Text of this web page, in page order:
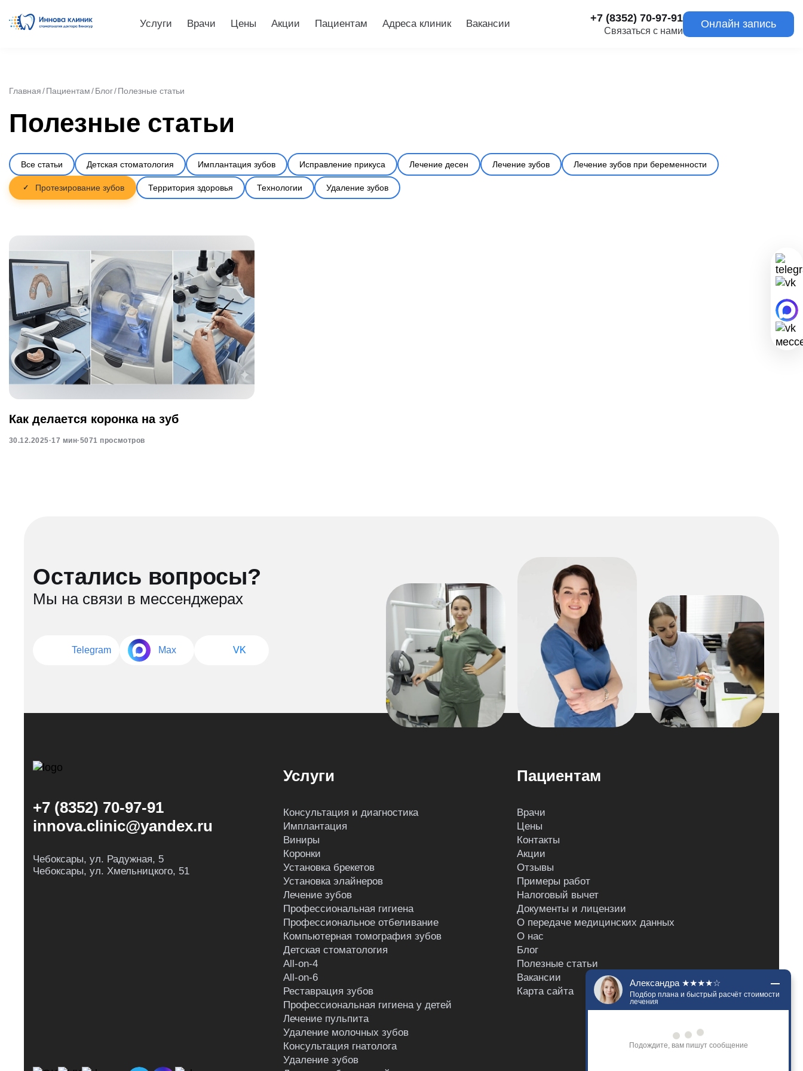
Услуги Врачи Цены Акции Пациентам Адреса клиник Вакансии +7 (8352) 70-97-91
Связаться с нами
Онлайн запись
Главная Пациентам Блог Полезные статьи
Полезные статьи
Все статьи Детская стоматология Имплантация зубов Исправление прикуса Лечение десен Лечение зубов Лечение зубов при беременности
✓ Протезирование зубов Территория здоровья Технологии Удаление зубов
Как делается коронка на зуб
30.12.2025·17 мин·5071 просмотров
Остались вопросы?
Мы на связи в мессенджерах
Telegram Max VK
+7 (8352) 70-97-91
innova.clinic@yandex.ru
Чебоксары, ул. Радужная, 5
Чебоксары, ул. Хмельницкого, 51
Услуги
Консультация и диагностика
Имплантация
Виниры
Коронки
Установка брекетов
Установка элайнеров
Лечение зубов
Профессиональная гигиена
Профессиональное отбеливание
Компьютерная томография зубов
Детская стоматология
All-on-4
All-on-6
Реставрация зубов
Профессиональная гигиена у детей
Лечение пульпита
Удаление молочных зубов
Консультация гнатолога
Удаление зубов
Пациентам
Врачи
Цены
Контакты
Акции
Отзывы
Примеры работ
Налоговый вычет
Документы и лицензии
О передаче медицинских данных
О нас
Блог
Полезные статьи
Вакансии
Карта сайта
Александра ★★★★☆
Подбор плана и быстрый расчёт стоимости
лечения
Подождите, вам пишут сообщение